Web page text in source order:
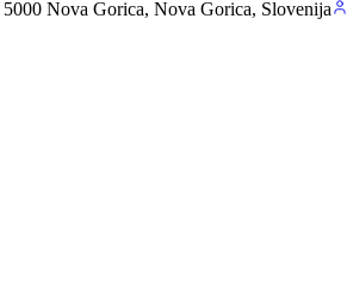
Nova Gorica, Nova Gorica, Slovenija